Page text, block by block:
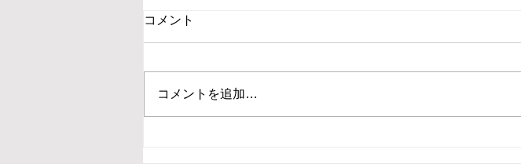
2026 暑い夏ですね
コメント
コメントを追加…